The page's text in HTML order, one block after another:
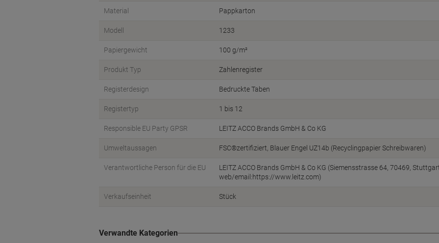
Material Pappkarton
Modell 1233
Papiergewicht 100 g/m²
Produkt Typ Zahlenregister
Registerdesign Bedruckte Taben
Registertyp 1 bis 12
Responsible EU Party GPSR LEITZ ACCO Brands GmbH & Co KG
Umweltaussagen FSC®zertifiziert Blauer Engel UZ14b (Recyclingpapier Schreibwaren)
Verantwortliche Person für die EU
LEITZ ACCO Brands GmbH & Co KG (Siemensstrasse 64, 70469,
web/email:https://www.leitz.com)
Verkaufseinheit Stück
Verwandte Kategorien